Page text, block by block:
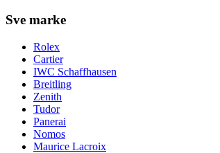
Sve marke
Rolex
Cartier
IWC Schaffhausen
Breitling
Zenith
Tudor
Panerai
Nomos
Maurice Lacroix